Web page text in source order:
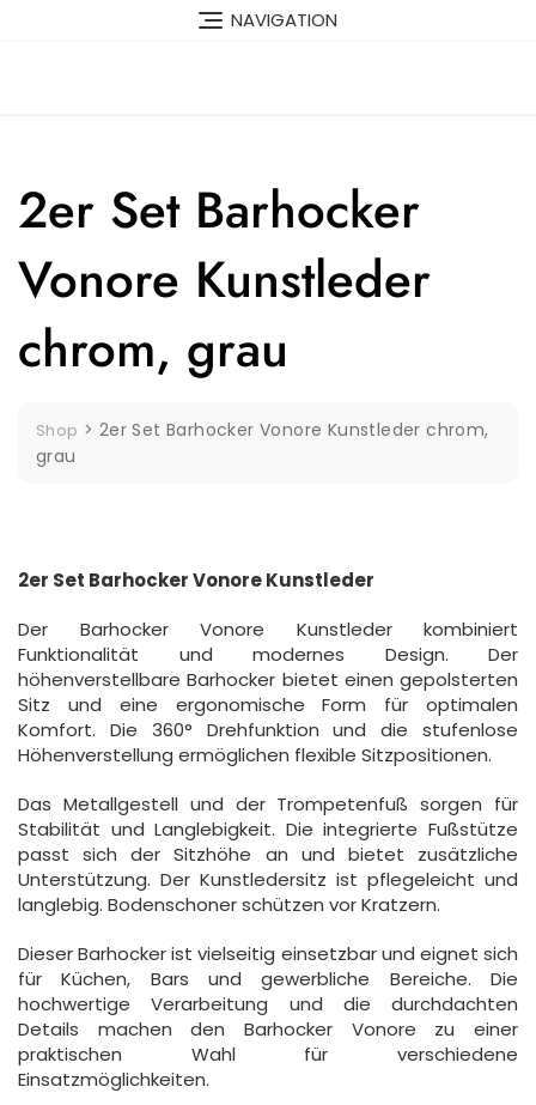
NAVIGATION
2er Set Barhocker
Vonore Kunstleder
chrom, grau
Shop > 2er Set Barhocker Vonore Kunstleder chrom,
grau
2er Set Barhocker Vonore Kunstleder
Der Barhocker Vonore Kunstleder kombiniert
Funktionalität und modernes Design. Der
höhenverstellbare Barhocker bietet einen gepolsterten
Sitz und eine ergonomische Form für optimalen
Komfort. Die 360° Drehfunktion und die stufenlose
Höhenverstellung ermöglichen flexible Sitzpositionen.
Das Metallgestell und der Trompetenfuß sorgen für
Stabilität und Langlebigkeit. Die integrierte Fußstütze
passt sich der Sitzhöhe an und bietet zusätzliche
Unterstützung. Der Kunstledersitz ist pflegeleicht und
langlebig. Bodenschoner schützen vor Kratzern.
Dieser Barhocker ist vielseitig einsetzbar und eignet sich
für Küchen, Bars und gewerbliche Bereiche. Die
hochwertige Verarbeitung und die durchdachten
Details machen den Barhocker Vonore zu einer
praktischen Wahl für verschiedene
Einsatzmöglichkeiten.